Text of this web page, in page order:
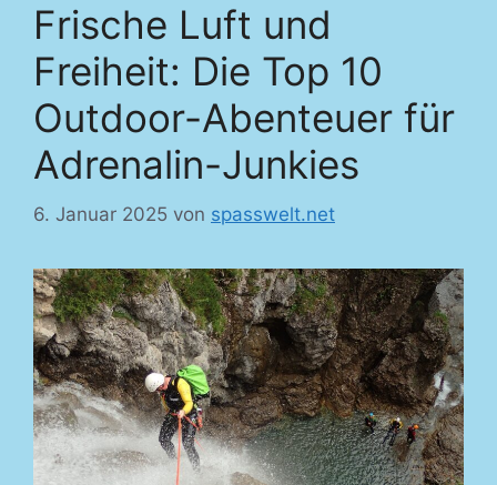
Frische Luft und
Freiheit: Die Top 10
Outdoor-Abenteuer für
Adrenalin-Junkies
6. Januar 2025 von spasswelt.net